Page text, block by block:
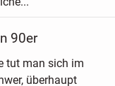
90er
tut man sich im
überhaupt